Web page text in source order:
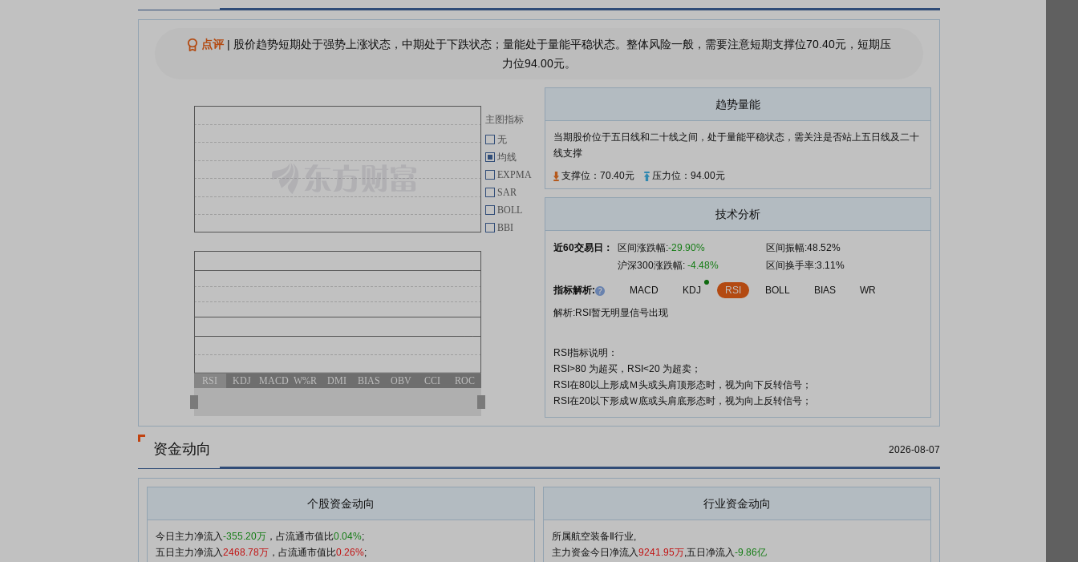
派克新材：融资净偿还836.88万
07-18
派克新材7月17日盘中跌幅达5%
07-17
新签订募集资金专户存储三方和四
方监管协议的公告
派克新材:关于无锡派克新材料科
技股份有限公司向不特定对象发行
05-28
派克新材:公证天业会计师事务所
(特殊普通合伙)关于无锡派克新材
料科技股份有限公司向不特定对象
发行可转换公司债券申请文件的审
核问询函的回复
05-28
派克新材:关于公司向不特定对象
发行可转换公司债券申请文件的审
核问询函回复的提示性公告
05-28
派克新材:2025年年度暨2026年第
一季度业绩暨现金分红说明会投资
者关系活动记录表
05-25
派克新材:无锡派克新材料科技股
份有限公司关于召开2025年年度
暨2026年第一季度业绩暨现金分
点评| 股价趋势短期处于强势上涨状态，中期处于下跌状态；量能处于量能平稳状态。整体风险一般，需要注意短期支撑位70.40元，短期压
力位94.00元。
趋势量能
当期股价位于五日线和二十线之间，处于量能平稳状态，需关注是否站上五日线及二十
线支撑
支撑位：70.40元
压力位：94.00元
技术分析
近60交易日： 区间涨跌幅:-29.90%
区间振幅:48.52%
沪深300涨跌幅: -4.48% 区间换手率:3.11%
指标解析: MACD KDJ RSI BOLL BIAS
WR
解析:RSI暂无明显信号出现
RSI指标说明：
RSI>80 为超买，RSI<20 为超卖；
RSI在80以上形成Ｍ头或头肩顶形态时，视为向下反转信号；
RSI在20以下形成Ｗ底或头肩底形态时，视为向上反转信号；
主图指标
无
均线
EXPMA
SAR
BOLL
BBI
RSI KDJ MACD W%R DMI BIAS OBV CCI ROC
资金动向 2026-08-07
个股资金动向
今日主力净流入-355.20万 ，占流通市值比0.04%;
五日主力净流入2468.78万 ，占流通市值比0.26%;
行业资金动向
所属航空装备Ⅱ行业,
主力资金今日净流入9241.95万,五日净流入-9.86亿